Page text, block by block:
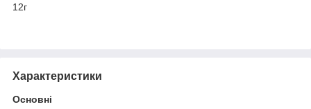
12г
Характеристики
Основні